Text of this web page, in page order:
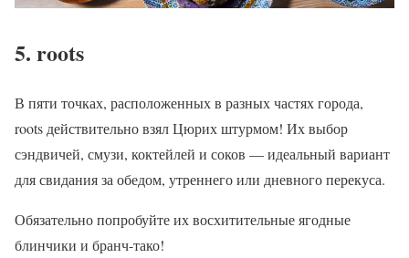
5. roots
В пяти точках, расположенных в разных частях города,
roots действительно взял Цюрих штурмом! Их выбор
сэндвичей, смузи, коктейлей и соков — идеальный вариант
для свидания за обедом, утреннего или дневного перекуса.
Обязательно попробуйте их восхитительные ягодные
блинчики и бранч-тако!